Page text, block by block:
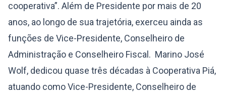
cooperativa”. Além de Presidente por mais de 20
anos, ao longo de sua trajetória, exerceu ainda as
funções de Vice-Presidente, Conselheiro de
Administração e Conselheiro Fiscal. Marino José
Wolf, dedicou quase três décadas à Cooperativa Piá,
atuando como Vice-Presidente, Conselheiro de